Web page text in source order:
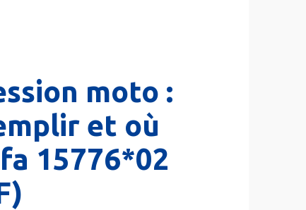
moto :
et où
15776*02